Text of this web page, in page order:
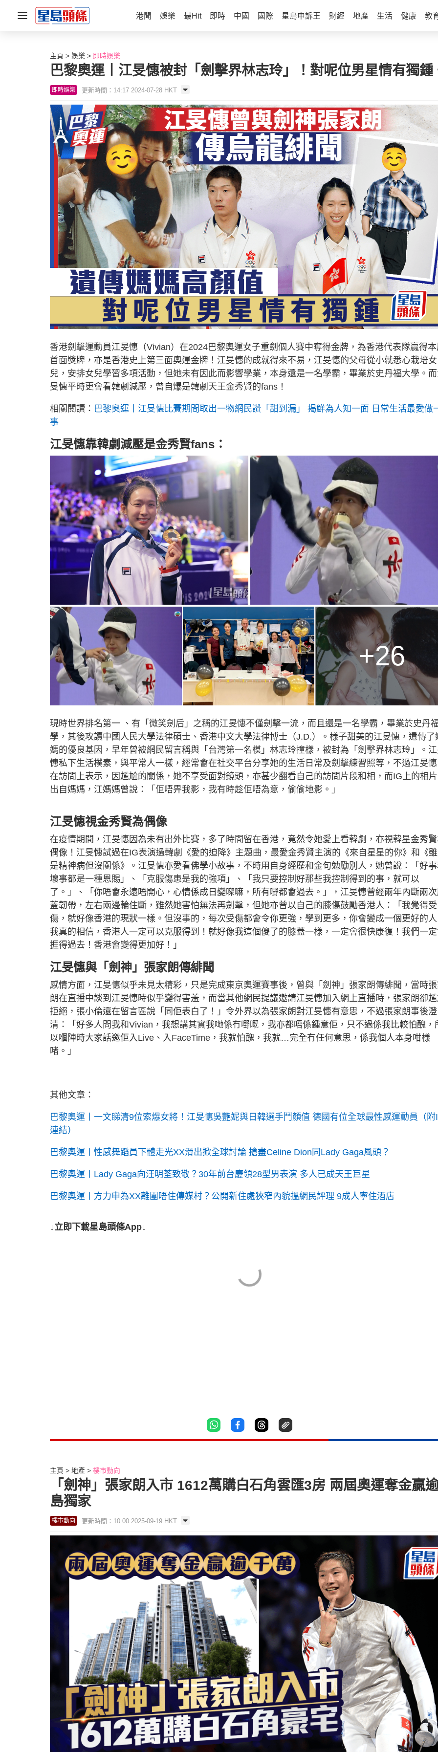
港聞 娛樂 最Hit 即時 中國 國際 星島申訴王 財經 地產 生活 健康 教
主頁 娛樂 即時娛樂
巴黎奧運丨江旻憓被封「劍擊界林志玲」！對呢位男星情有獨
即時娛樂 更新時間：14:17 2024-07-28 HKT
香港劍擊運動員江旻憓（Vivian）在2024巴黎奧運女子重劍個人賽中奪得金牌，為香港代表隊贏得
首面獎牌，亦是香港史上第三面奧運金牌！江旻憓的成就得來不易，江旻憓的父母從小就悉心栽培女
兒，安排女兒學習多項活動，但她未有因此而影響學業，本身還是一名學霸，畢業於史丹福大學。
旻憓平時更會看韓劇減壓，曾自爆是韓劇天王金秀賢的fans！
相關閱讀： 巴黎奧運丨江旻憓比賽期間取出一物網民讚「甜到漏」 揭鮮為人知一面 日常生活最愛做
事
江旻憓靠韓劇減壓是金秀賢fans：
+26
現時世界排名第一 、有「微笑劍后」之稱的江旻憓不僅劍擊一流，而且還是一名學霸，畢業於史丹
學，其後攻讀中國人民大學法律碩士、香港中文大學法律博士（J.D.）。樣子甜美的江旻憓，遺傳了
媽的優良基因，早年曾被網民留言稱與「台灣第一名模」林志玲撞樣，被封為「劍擊界林志玲」。
憓私下生活樸素，與平常人一樣，經常會在社交平台分享她的生活日常及劍擊練習照等，不過江旻
在訪問上表示，因尷尬的關係，她不享受面對鏡頭，亦甚少翻看自己的訪問片段和相，而IG上的相
出自媽媽，江媽媽曾說：「佢唔畀我影，我有時趁佢唔為意，偷偷地影。」
江旻憓視金秀賢為偶像
在疫情期間，江旻憓因為未有出外比賽，多了時間留在香港，竟然令她愛上看韓劇，亦視韓星金秀
偶像！江旻憓試過在IG表演過韓劇《愛的迫降》主題曲，最愛金秀賢主演的《來自星星的你》和《
是精神病但沒關係》。江旻憓亦愛看佛學小故事，不時用自身經歷和金句勉勵別人，她曾說：「好
壞事都是一種恩賜」、「克服傷患是我的強項」、「我只要控制好那些我控制得到的事，就可以
了。」、「你唔會永遠唔開心，心情係成日變㗎嘛，所有嘢都會過去。」，江旻憓曾經兩年內斷兩
蓋韌帶，左右兩邊輪住斷，雖然她害怕無法再劍擊，但她亦曾以自己的膝傷鼓勵香港人：「我覺得受
傷，就好像香港的現狀一樣。但沒事的，每次受傷都會令你更強，學到更多，你會變成一個更好的
我真的相信，香港人一定可以克服得到！就好像我這個傻了的膝蓋一樣，一定會很快康復！我們一
捱得過去！香港會變得更加好！」
江旻憓與「劍神」張家朗傳緋聞
感情方面，江旻憓似乎未見太精彩，只是完成東京奧運賽事後，曾與「劍神」張家朗傳緋聞，當時
朗在直播中談到江旻憓時似乎變得害羞，而當其他網民提議邀請江旻憓加入網上直播時，張家朗卻
拒絕，張小倫還在留言區說「同佢表白了！」令外界以為張家朗對江旻憓有意思，不過張家朗事後澄
清：「好多人問我和Vivian，我想講其實我哋係冇嘢嘅，我亦都唔係鍾意佢，只不過係我比較怕醜，
以嗰陣時大家話邀佢入Live、入FaceTime，我就怕醜，我就…完全冇任何意思，係我個人本身咁樣
啫。」
其他文章：
巴黎奧運丨一文睇清9位索爆女將！江旻憓吳艷妮與日韓選手鬥顏值 德國有位全球最性感運動員（附
連結）
巴黎奧運丨性感舞蹈員下體走光XX滑出掀全球討論 搶盡Celine Dion同Lady Gaga風頭？
巴黎奧運丨Lady Gaga向汪明荃致敬？30年前台慶領28型男表演 多人已成天王巨星
巴黎奧運丨方力申為XX離團唔住傳媒村？公開新住處狹窄內貌搵網民評理 9成人寧住酒店
↓立即下載星島頭條App↓
主頁 地產 樓市動向
「劍神」張家朗入市 1612萬購白石角雲匯3房 兩屆奧運奪金贏
島獨家
樓市動向 更新時間：10:00 2025-09-19 HKT